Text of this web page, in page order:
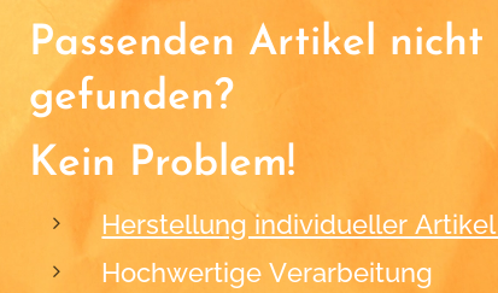
Passenden Artikel nicht
gefunden?
Kein Problem!
Herstellung individueller Artikel
Hochwertige Verarbeitung